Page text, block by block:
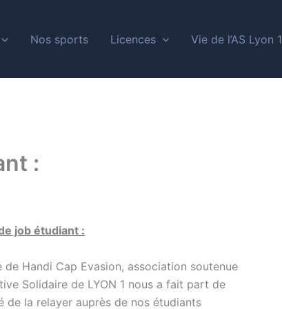
Nos sports Licences Vie de l’AS Lyon 1
:
job étudiant :
Handi Cap Evasion, association soutenue
Solidaire de LYON 1 nous a fait part de
de la relayer auprès de nos étudiants